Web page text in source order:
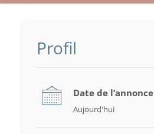
Profil
Date de l’annonce
Aujourd'hui